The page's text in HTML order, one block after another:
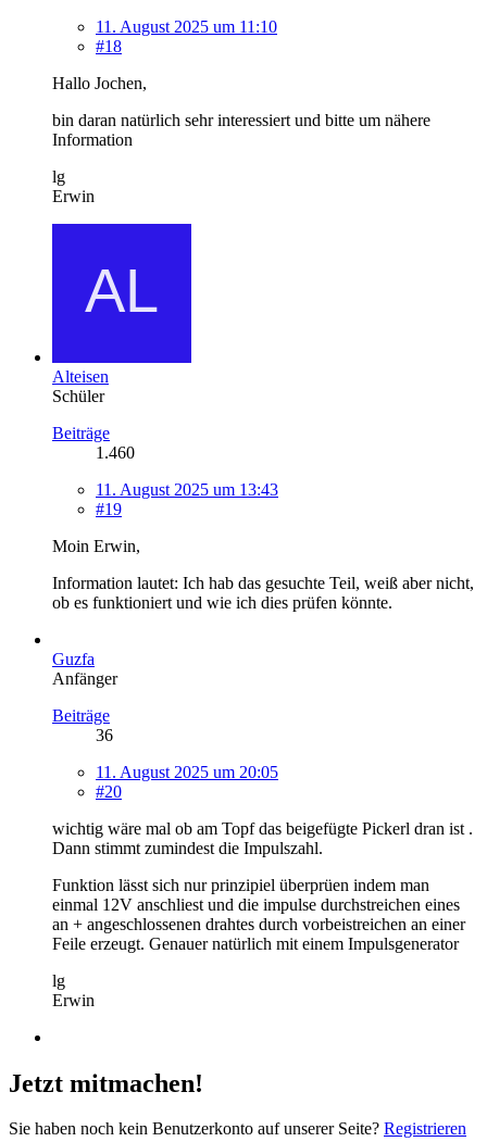
11. August 2025 um 11:10
#18
Hallo Jochen,
bin daran natürlich sehr interessiert und bitte um nähere
Information
lg
Erwin
Alteisen
Schüler
Beiträge
1.460
11. August 2025 um 13:43
#19
Moin Erwin,
Information lautet: Ich hab das gesuchte Teil, weiß aber nicht,
ob es funktioniert und wie ich dies prüfen könnte.
Guzfa
Anfänger
Beiträge
36
11. August 2025 um 20:05
#20
wichtig wäre mal ob am Topf das beigefügte Pickerl dran ist .
Dann stimmt zumindest die Impulszahl.
Funktion lässt sich nur prinzipiel überprüen indem man
einmal 12V anschliest und die impulse durchstreichen eines
an + angeschlossenen drahtes durch vorbeistreichen an einer
Feile erzeugt. Genauer natürlich mit einem Impulsgenerator
lg
Erwin
Jetzt mitmachen!
Sie haben noch kein Benutzerkonto auf unserer Seite? Registrieren